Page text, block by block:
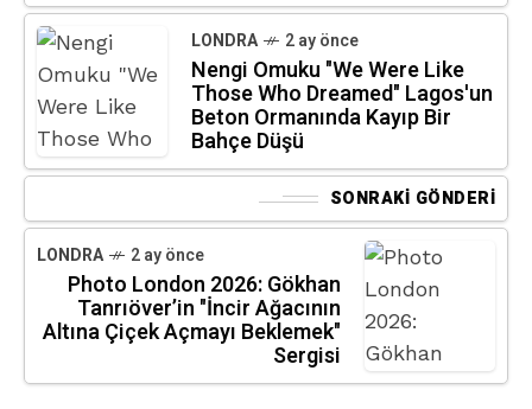
LONDRA 2 ay önce
Nengi Omuku "We Were Like
Those Who Dreamed" Lagos'un
Beton Ormanında Kayıp Bir
Bahçe Düşü
SONRAKI GÖNDERI
LONDRA 2 ay önce
Photo London 2026: Gökhan
Tanrıöver’in "İncir Ağacının
Altına Çiçek Açmayı Beklemek"
Sergisi